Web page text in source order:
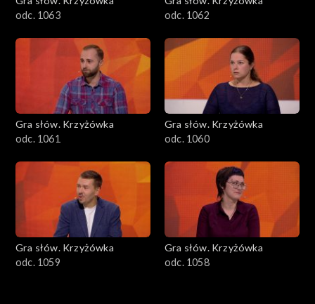
odc. 1063
odc. 1062
Gra słów. Krzyżówka
odc. 1061
Gra słów. Krzyżówka
odc. 1060
Gra słów. Krzyżówka
odc. 1059
Gra słów. Krzyżówka
odc. 1058